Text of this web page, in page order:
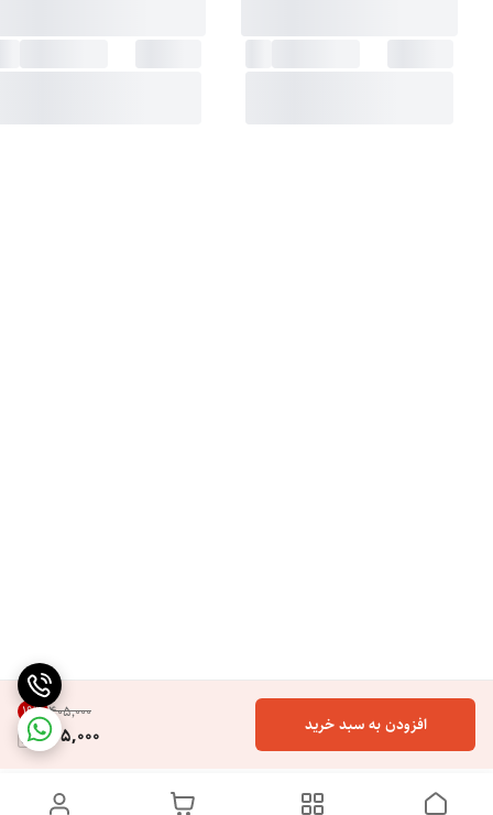
۴۰۵٬۰۰۰ 19%
325,000 افزودن به سبد خرید